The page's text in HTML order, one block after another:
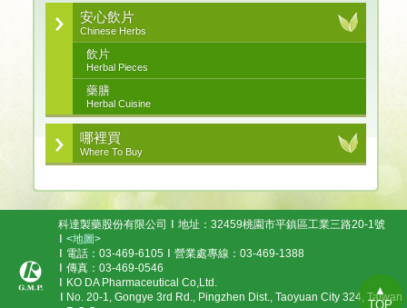
安心飲片
Chinese Herbs
飲片
Herbal Pieces
藥膳
Herbal Cuisine
哪裡買
Where To Buy
科達製藥股份有限公司
地址：32459桃園市平鎮區工業三路20-1號
<地圖>
電話：03-469-6105
營業處專線：03-469-1388
傳真：03-469-0546
KO DA Pharmaceutical Co,Ltd.
No. 20-1, Gongye 3rd Rd., Pingzhen Dist., Taoyuan City 324, Taiwan
▲
TOP